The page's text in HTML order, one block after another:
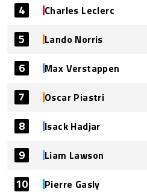
4 Charles Leclerc
5 Lando Norris
6 Max Verstappen
7 Oscar Piastri
8 Isack Hadjar
9 Liam Lawson
10 Pierre Gasly